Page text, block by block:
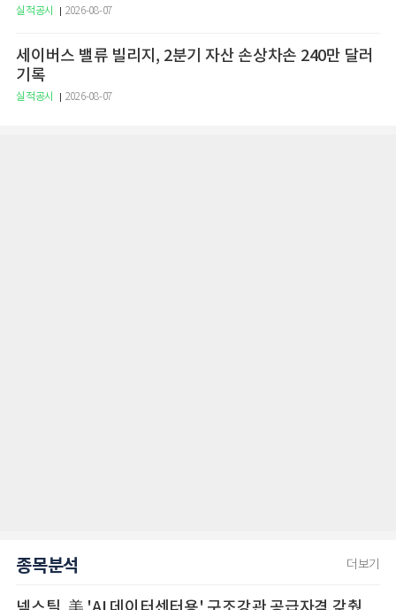
실적공시 2026-08-07
세이버스 밸류 빌리지, 2분기 자산 손상차손 240만 달러
기록
실적공시 2026-08-07
종목분석 더보기